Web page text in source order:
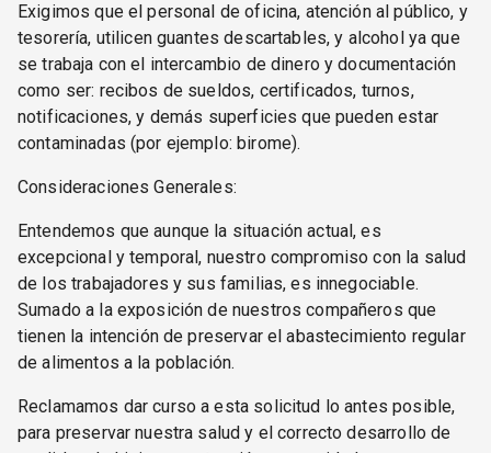
Exigimos que el personal de oficina, atención al público, y
tesorería, utilicen guantes descartables, y alcohol ya que
se trabaja con el intercambio de dinero y documentación
como ser: recibos de sueldos, certificados, turnos,
notificaciones, y demás superficies que pueden estar
contaminadas (por ejemplo: birome).
Consideraciones Generales:
Entendemos que aunque la situación actual, es
excepcional y temporal, nuestro compromiso con la salud
de los trabajadores y sus familias, es innegociable.
Sumado a la exposición de nuestros compañeros que
tienen la intención de preservar el abastecimiento regular
de alimentos a la población.
Reclamamos dar curso a esta solicitud lo antes posible,
para preservar nuestra salud y el correcto desarrollo de